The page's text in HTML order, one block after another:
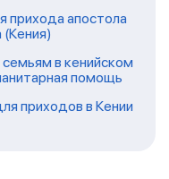
прихода апостола
(Кения)
в кенийском
помощь
приходов в Кении